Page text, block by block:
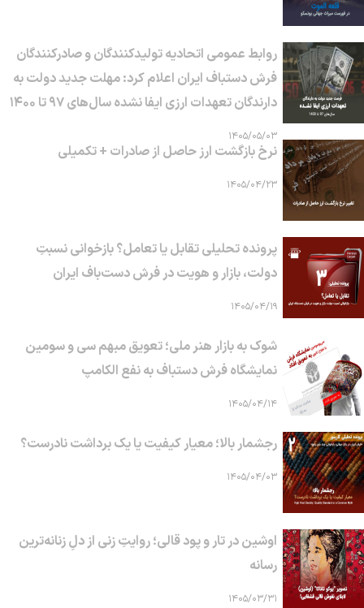
روابط عمومی اتحادیه تولیدکنندگان و صادرکنندگان
فرش دستباف ایران اعلام کرد: مهلت جدید دولت به
دارندگان تعهدات ارزی ایفا نشده سال‌های ۹۷ تا ۱۴۰۰
۱۴۰۵/۰۵/۰۳
نرخ بازگشت ارز حاصل از صادرات + تکمیلی
۱۴۰۵/۰۴/۲۳
پرونده تحلیلی تقابل یا تعامل؟ بازخوانی نسبتِ
دولت، بازار و هویت در فرش دست‌باف ایران
۱۴۰۵/۰۴/۱۹
شوک به بازار هنر ملی؛ تعویق مبهم سی و سومین
نمایشگاه فرش دستباف به نفع الکامپ
۱۴۰۵/۰۴/۱۴
رجشمار بالا؛ معیار کیفیت یا یک برداشت نادرست؟
۱۴۰۵/۰۴/۰۳
اوشین در تار و پود قالی؛ روایتِ زنی از دلِ زنانه‌ترین
رسانه
۱۴۰۵/۰۳/۳۱